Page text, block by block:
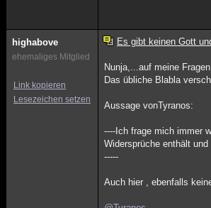
highabove
ehemaliges Mitglied
Link kopieren
Lesezeichen setzen
Es gibt keinen Gott
Nunja,...auf meine
Das übliche Blabla
Aussage vonTyranos:
----Ich frage mich immer
Widersprüche enthält
-----
Auch hier , ebenfalls